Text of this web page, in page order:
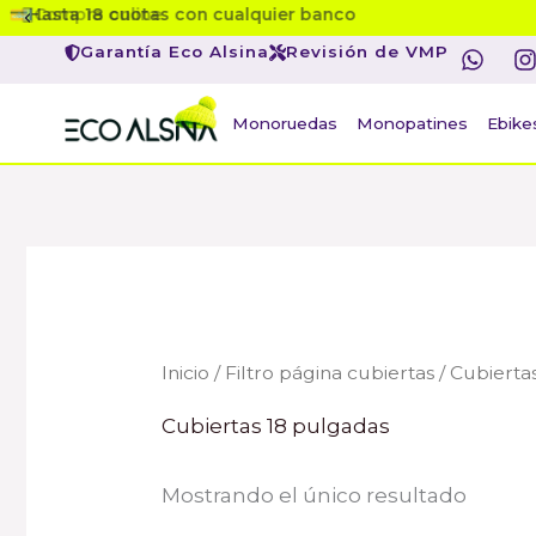
Ir Compra online
Garantía Eco Alsina
Revisión de VMP
W
h
a
I
n
t
Monoruedas Monopatines
Inicio / Filtro página cubiertas /
Cubiertas 18 pulgadas
Mostrando el único resultado